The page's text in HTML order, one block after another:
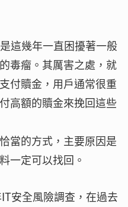
這幾年一直困擾著一般
毒瘤。其厲害之處，就
付贖金，用戶通常很重
高額的贖金來挽回這些
當的方式，主要原因是
一定可以找回。
安全風險調查，在過去